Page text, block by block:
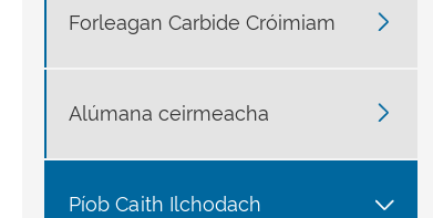
Forleagan Carbide Cróimiam 
Alúmana ceirmeacha 
Píob Caith Ilchodach 